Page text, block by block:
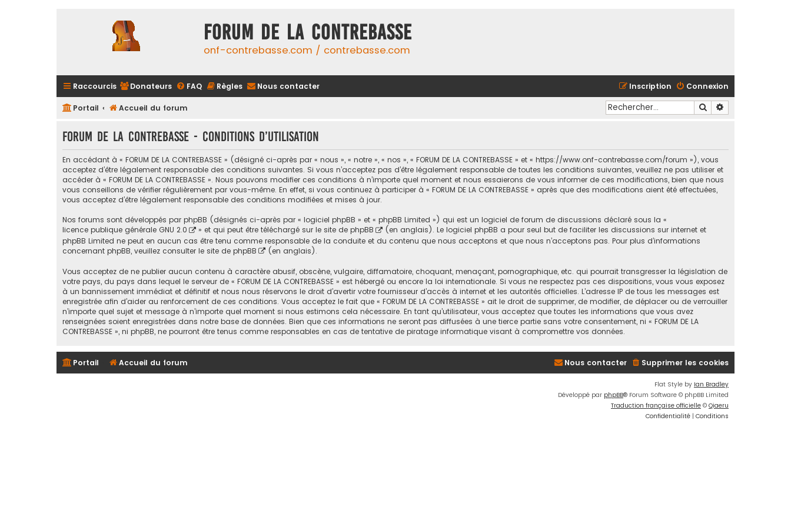
FORUM DE LA CONTREBASSE
onf-contrebasse.com / contrebasse.com
Raccourcis Donateurs FAQ Règles Nous contacter Connexion
Inscription
Portail Accueil du forum Rechercher
FORUM DE LA CONTREBASSE - Conditions d’utilisation
En accédant à « FORUM DE LA CONTREBASSE » (désigné ci-après par « nous », « notre », « nos », « FORUM DE LA CONTREBASSE » et « https://www.onf-contrebasse.com/forum »), vous
acceptez d’être légalement responsable des conditions suivantes. Si vous n’acceptez pas d’être légalement responsable de toutes les conditions suivantes, veuillez ne pas utiliser et
accéder à « FORUM DE LA CONTREBASSE ». Nous pouvons modifier ces conditions à n’importe quel moment et nous essaierons de vous informer de ces modifications, bien que nous
vous conseillons de vérifier régulièrement par vous-même. En effet, si vous continuez à participer à « FORUM DE LA CONTREBASSE » après que des modifications aient été effectuées,
vous acceptez d’être légalement responsable des conditions modifiées et mises à jour.
Nos forums sont développés par phpBB (désignés ci-après par « logiciel phpBB » et « phpBB Limited ») qui est un logiciel de forum de discussions déclaré sous la «
licence publique générale GNU 2.0
» et qui peut être téléchargé sur le site de phpBB
(en anglais). Le logiciel phpBB a pour seul but de faciliter les discussions sur internet et
phpBB Limited ne peut en aucun cas être tenu comme responsable de la conduite et du contenu que nous acceptons et que nous n’acceptons pas. Pour plus d’informations
concernant phpBB, veuillez consulter le site de phpBB (en anglais).
Vous acceptez de ne publier aucun contenu à caractère abusif, obscène, vulgaire, diffamatoire, choquant, menaçant, pornographique, etc. qui pourrait transgresser la législation de
votre pays, du pays dans lequel le serveur de « FORUM DE LA CONTREBASSE » est hébergé ou encore la loi internationale. Si vous ne respectez pas ces dispositions, vous vous exposez
à un bannissement immédiat et définitif et nous nous réservons le droit d’avertir votre fournisseur d’accès à internet et les autorités officielles. L’adresse IP de tous les messages est
enregistrée afin d’aider au renforcement de ces conditions. Vous acceptez le fait que « FORUM DE LA CONTREBASSE » ait le droit de supprimer, de modifier, de déplacer ou de verrouiller
n’importe quel sujet et message à n’importe quel moment si nous estimons cela nécessaire. En tant qu’utilisateur, vous acceptez que toutes les informations que vous avez
renseignées soient enregistrées dans notre base de données. Bien que ces informations ne seront pas diffusées à une tierce partie sans votre consentement, ni « FORUM DE LA
CONTREBASSE », ni phpBB, ne pourront être tenus comme responsables en cas de tentative de piratage informatique visant à compromettre vos données.
Portail Accueil du forum Supprimer les cookies
Nous contacter
Flat Style by Ian Bradley
Développé par phpBB® Forum Software © phpBB Limited
Traduction française officielle © Qiaeru
Confidentialité | Conditions